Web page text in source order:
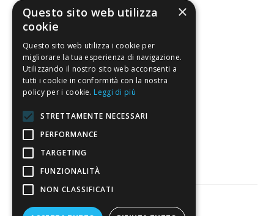
Pagamenti
Resi
4,7/5
Eccellente
3.821
Recensioni
×
Questo sito web utilizza
cookie
Questo sito web utilizza i cookie per
migliorare la tua esperienza di navigazione.
Utilizzando il nostro sito web acconsenti a
tutti i cookie in conformità con la nostra
policy per i cookie. Leggi di più
STRETTAMENTE NECESSARI
PERFORMANCE
TARGETING
FUNZIONALITÀ
NON CLASSIFICATI